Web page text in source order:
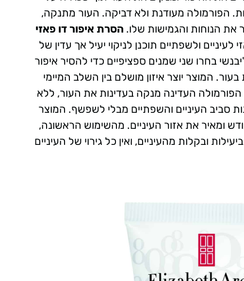
הפורמולה מעודנת ולא דביקה. העור מתנקה,
את הנוחות והגמישות שלו. הסרת איפור דו פאזי
ולשפתיים תוכנן לניקוי יעיל אך עדין של
בחרו שני שמנים ספציפיים כדי להסיר איפור
בעור. המוצר יוצר איזון מושלם בין השלב המיימי
הפורמולה העדינה מנקה בעדינות את העור, ללא
סביב העיניים והשפתיים מבלי לשפשף. המוצר
ומאיר את אזור העיניים. מהשימוש הראשונה,
של העיניים